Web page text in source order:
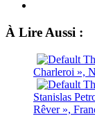
À Lire Aussi :
Charleroi »,
Stanislas
Rêver »,